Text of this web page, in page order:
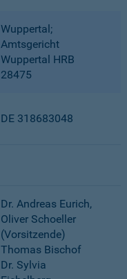
Wuppertal;
Amtsgericht
Wuppertal HRB
28475
DE 318683048
Dr. Andreas Eurich,
Oliver Schoeller
(Vorsitzende)
Thomas Bischof
Dr. Sylvia